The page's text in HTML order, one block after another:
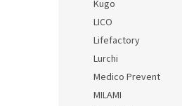
Kugo
LICO
Lifefactory
Lurchi
Medico Prevent
MILAMI